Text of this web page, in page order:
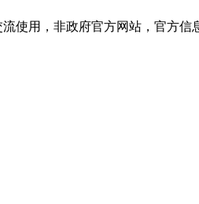
用，非政府官方网站，官方信